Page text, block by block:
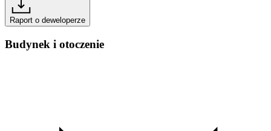
Raport o deweloperze
Budynek i otoczenie